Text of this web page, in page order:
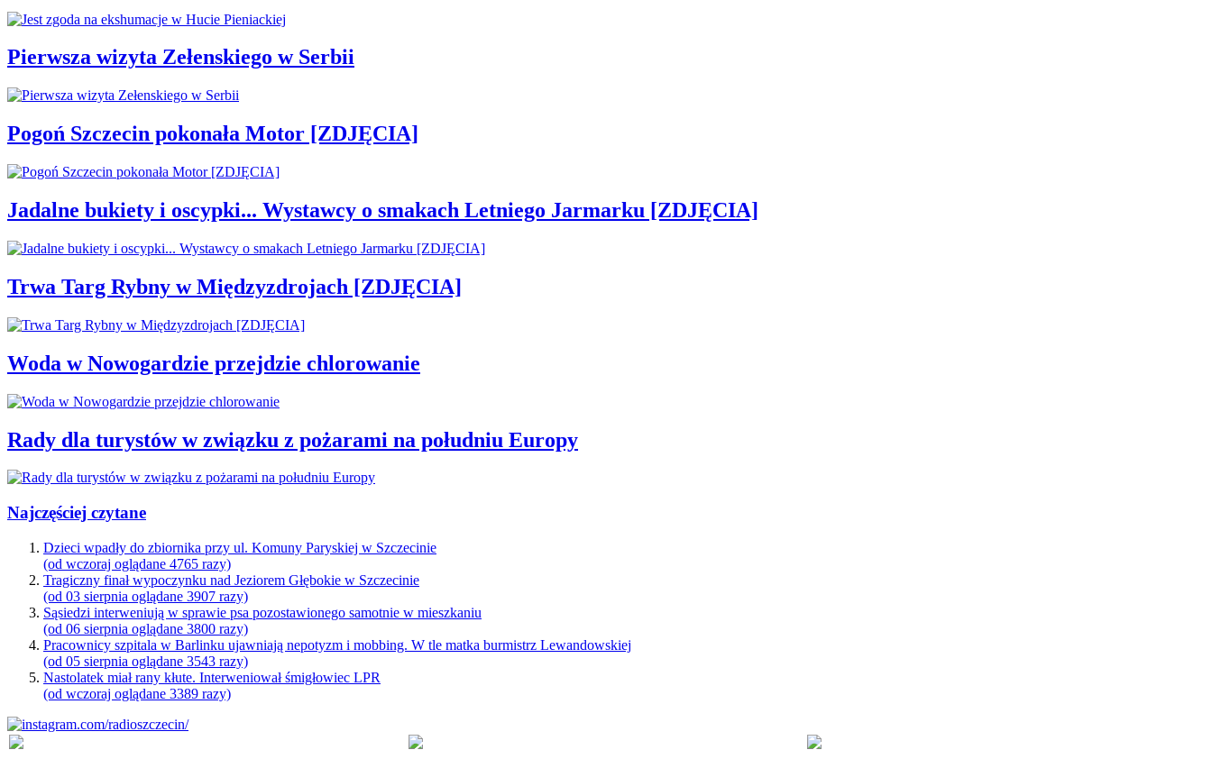
Pierwsza wizyta Zełenskiego w Serbii
Pogoń Szczecin pokonała Motor [ZDJĘCIA]
Jadalne bukiety i oscypki... Wystawcy o smakach Letniego Jarmarku [ZDJĘCIA]
Trwa Targ Rybny w Międzyzdrojach [ZDJĘCIA]
Woda w Nowogardzie przejdzie chlorowanie
Rady dla turystów w związku z pożarami na południu Europy
Najczęściej czytane
Dzieci wpadły do zbiornika przy ul. Komuny Paryskiej w Szczecinie
(od wczoraj oglądane 4765 razy)
Tragiczny finał wypoczynku nad Jeziorem Głębokie w Szczecinie
(od 03 sierpnia oglądane 3907 razy)
Sąsiedzi interweniują w sprawie psa pozostawionego samotnie w mieszkaniu
(od 06 sierpnia oglądane 3800 razy)
Pracownicy szpitala w Barlinku ujawniają nepotyzm i mobbing. W tle matka burmistrz Lewandowskiej
(od 05 sierpnia oglądane 3543 razy)
Nastolatek miał rany kłute. Interweniował śmigłowiec LPR
(od wczoraj oglądane 3389 razy)